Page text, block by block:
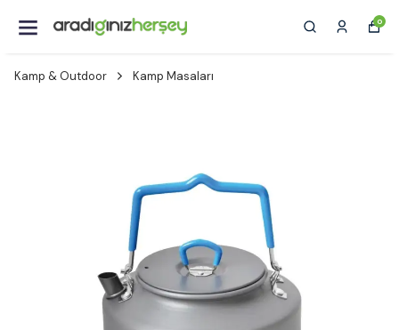
0
Kamp & Outdoor Kamp Masaları